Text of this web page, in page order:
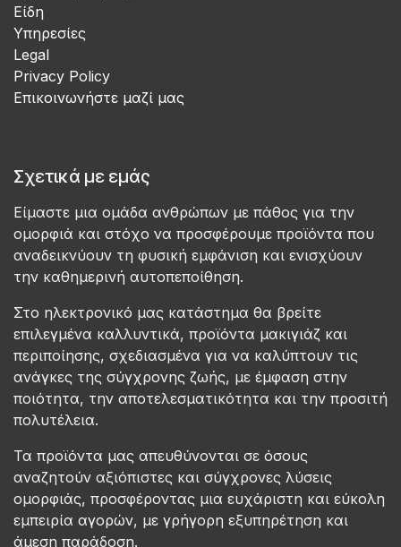
Είδη
Υπηρεσίες
Legal
Privacy Policy
Επικοινωνήστε μαζί μας
Σχετικά με εμάς
Είμαστε μια ομάδα ανθρώπων με πάθος για την
ομορφιά και στόχο να προσφέρουμε προϊόντα που
αναδεικνύουν τη φυσική εμφάνιση και ενισχύουν
την καθημερινή αυτοπεποίθηση.
Στο ηλεκτρονικό μας κατάστημα θα βρείτε
επιλεγμένα καλλυντικά, προϊόντα μακιγιάζ και
περιποίησης, σχεδιασμένα για να καλύπτουν τις
ανάγκες της σύγχρονης ζωής, με έμφαση στην
ποιότητα, την αποτελεσματικότητα και την προσιτή
πολυτέλεια.
Τα προϊόντα μας απευθύνονται σε όσους
αναζητούν αξιόπιστες και σύγχρονες λύσεις
ομορφιάς, προσφέροντας μια ευχάριστη και εύκολη
εμπειρία αγορών, με γρήγορη εξυπηρέτηση και
άμεση παράδοση.